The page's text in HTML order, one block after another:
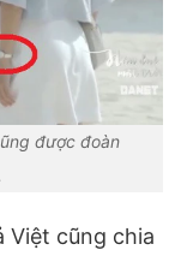
được đoàn
Việt cũng chia